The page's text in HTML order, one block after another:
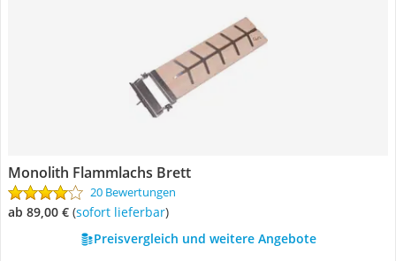
Monolith Flammlachs Brett
20 Bewertungen
ab 89,00 € ( Sofort lieferbar)
Preisvergleich und weitere Angebote